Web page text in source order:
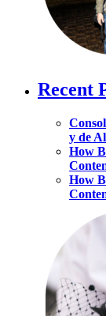
Recent
y de
How
How